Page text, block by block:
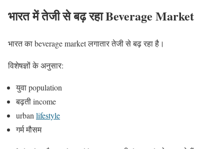
भारत में तेजी से बढ़ रहा Beverage Market
भारत का beverage market लगातार तेजी से बढ़ रहा है।
विशेषज्ञों के अनुसार:
युवा population
बढ़ती income
urban lifestyle
गर्म मौसम